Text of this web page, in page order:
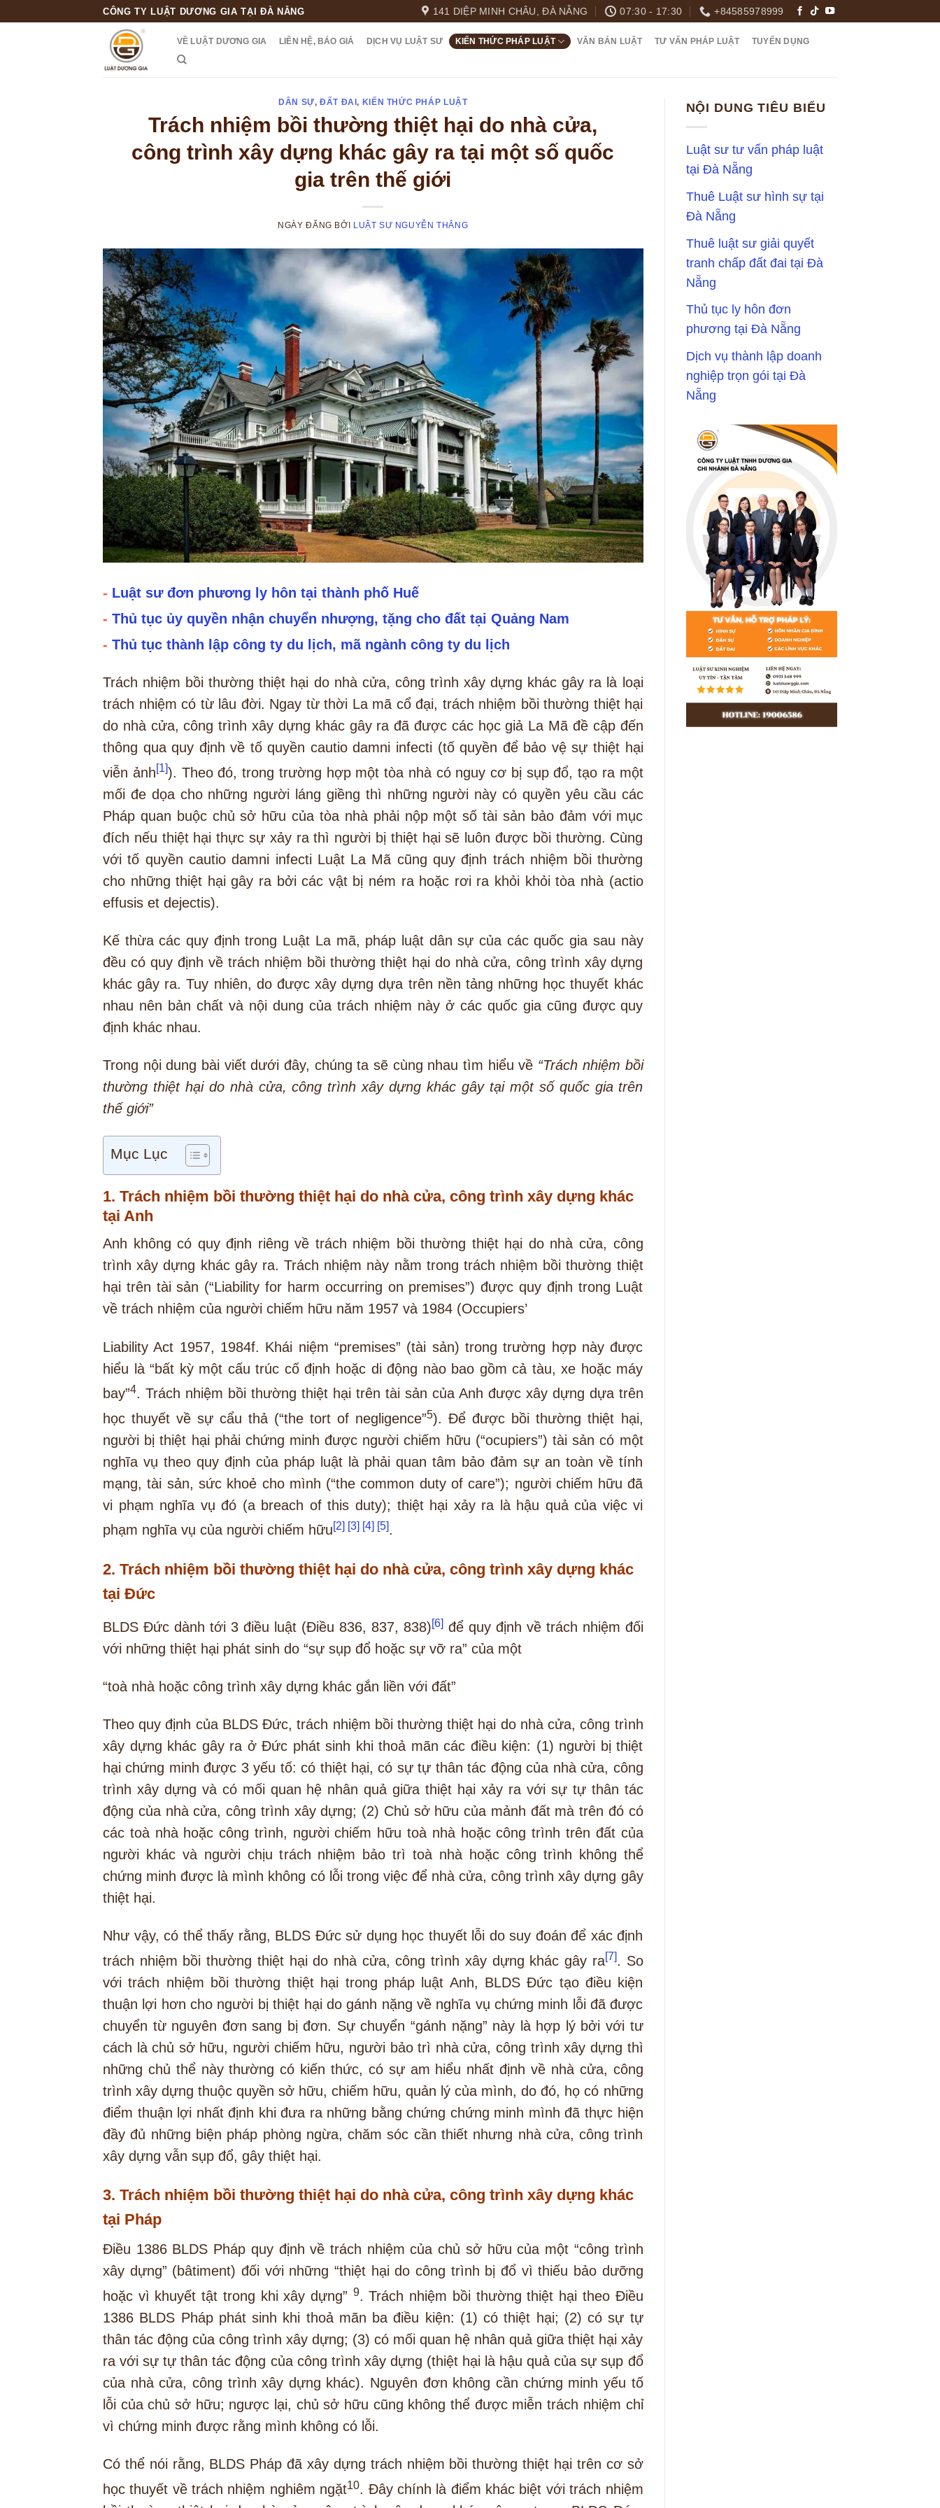
CÔNG TY LUẬT DƯƠNG GIA TẠI ĐÀ NẴNG 141 DIỆP MINH CHÂU, ĐÀ NẴNG 07:30 - 17:30 +84585978999
VỀ LUẬT DƯƠNG GIA LIÊN HỆ, BÁO GIÁ DỊCH VỤ LUẬT SƯ KIẾN THỨC PHÁP LUẬT VĂN BẢN LUẬT TƯ VẤN PHÁP LUẬT TUYỂN DỤNG
DÂN SỰ,ĐẤT ĐAI, KIẾN THỨC PHÁP LUẬT
Trách nhiệm bồi thường thiệt hại do nhà cửa,
công trình xây dựng khác gây ra tại một số quốc
gia trên thế giới
NGÀY ĐĂNG BỞI LUẬT SƯ NGUYỄN THẮNG
- Luật sư đơn phương ly hôn tại thành phố Huế
- Thủ tục ủy quyền nhận chuyển nhượng, tặng cho đất tại Quảng Nam
- Thủ tục thành lập công ty du lịch, mã ngành công ty du lịch
Trách nhiệm bồi thường thiệt hại do nhà cửa, công trình xây dựng khác gây ra là loại
trách nhiệm có từ lâu đời. Ngay từ thời La mã cổ đại, trách nhiệm bồi thường thiệt hại
do nhà cửa, công trình xây dựng khác gây ra đã được các học giả La Mã đề cập đến
thông qua quy định về tố quyền cautio damni infecti (tố quyền để bảo vệ sự thiệt hại
viễn ảnh[1]). Theo đó, trong trường hợp một tòa nhà có nguy cơ bị sụp đổ, tạo ra một
mối đe dọa cho những người láng giềng thì những người này có quyền yêu cầu các
Pháp quan buộc chủ sở hữu của tòa nhà phải nộp một số tài sản bảo đảm với mục
đích nếu thiệt hại thực sự xảy ra thì người bị thiệt hại sẽ luôn được bồi thường. Cùng
với tố quyền cautio damni infecti Luật La Mã cũng quy định trách nhiệm bồi thường
cho những thiệt hại gây ra bởi các vật bị ném ra hoặc rơi ra khỏi khỏi tòa nhà (actio
effusis et dejectis).
Kế thừa các quy định trong Luật La mã, pháp luật dân sự của các quốc gia sau này
đều có quy định về trách nhiệm bồi thường thiệt hại do nhà cửa, công trình xây dựng
khác gây ra. Tuy nhiên, do được xây dựng dựa trên nền tảng những học thuyết khác
nhau nên bản chất và nội dung của trách nhiệm này ở các quốc gia cũng được quy
định khác nhau.
Trong nội dung bài viết dưới đây, chúng ta sẽ cùng nhau tìm hiểu về “Trách nhiệm bồi
thường thiệt hại do nhà cửa, công trình xây dựng khác gây tại một số quốc gia trên
thế giới”
Mục Lục
1. Trách nhiệm bồi thường thiệt hại do nhà cửa, công trình xây dựng khác
tại Anh
Anh không có quy định riêng về trách nhiệm bồi thường thiệt hại do nhà cửa, công
trình xây dựng khác gây ra. Trách nhiệm này nằm trong trách nhiệm bồi thường thiệt
hại trên tài sản (“Liability for harm occurring on premises”) được quy định trong Luật
về trách nhiệm của người chiếm hữu năm 1957 và 1984 (Occupiers’
Liability Act 1957, 1984f. Khái niệm “premises” (tài sản) trong trường hợp này được
hiểu là “bất kỳ một cấu trúc cố định hoặc di động nào bao gồm cả tàu, xe hoặc máy
bay”4. Trách nhiệm bồi thường thiệt hại trên tài sản của Anh được xây dựng dựa trên
học thuyết về sự cẩu thả (“the tort of negligence”5). Để được bồi thường thiệt hại,
người bị thiệt hại phải chứng minh được người chiếm hữu (“ocupiers”) tài sản có một
nghĩa vụ theo quy định của pháp luật là phải quan tâm bảo đảm sự an toàn về tính
mạng, tài sản, sức khoẻ cho mình (“the common duty of care”); người chiếm hữu đã
vi phạm nghĩa vụ đó (a breach of this duty); thiệt hại xảy ra là hậu quả của việc vi
phạm nghĩa vụ của người chiếm hữu[2] [3] [4] [5].
2. Trách nhiệm bồi thường thiệt hại do nhà cửa, công trình xây dựng khác
tại Đức
BLDS Đức dành tới 3 điều luật (Điều 836, 837, 838)[6]để quy định về trách nhiệm đối
với những thiệt hại phát sinh do “sự sụp đổ hoặc sự vỡ ra” của một
“toà nhà hoặc công trình xây dựng khác gắn liền với đất”
Theo quy định của BLDS Đức, trách nhiệm bồi thường thiệt hại do nhà cửa, công trình
xây dựng khác gây ra ở Đức phát sinh khi thoả mãn các điều kiện: (1) người bị thiệt
hại chứng minh được 3 yếu tố: có thiệt hại, có sự tự thân tác động của nhà cửa, công
trình xây dựng và có mối quan hệ nhân quả giữa thiệt hại xảy ra với sự tự thân tác
động của nhà cửa, công trình xây dựng; (2) Chủ sở hữu của mảnh đất mà trên đó có
các toà nhà hoặc công trình, người chiếm hữu toà nhà hoặc công trình trên đất của
người khác và người chịu trách nhiệm bảo trì toà nhà hoặc công trình không thể
chứng minh được là mình không có lỗi trong việc để nhà cửa, công trình xây dựng gây
thiệt hại.
Như vậy, có thể thấy rằng, BLDS Đức sử dụng học thuyết lỗi do suy đoán để xác định
trách nhiệm bồi thường thiệt hại do nhà cửa, công trình xây dựng khác gây ra[7]. So
với trách nhiệm bồi thường thiệt hại trong pháp luật Anh, BLDS Đức tạo điều kiện
thuận lợi hơn cho người bị thiệt hại do gánh nặng về nghĩa vụ chứng minh lỗi đã được
chuyển từ nguyên đơn sang bị đơn. Sự chuyển “gánh nặng” này là hợp lý bởi với tư
cách là chủ sở hữu, người chiếm hữu, người bảo trì nhà cửa, công trình xây dựng thì
những chủ thể này thường có kiến thức, có sự am hiểu nhất định về nhà cửa, công
trình xây dựng thuộc quyền sở hữu, chiếm hữu, quản lý của mình, do đó, họ có những
điểm thuận lợi nhất định khi đưa ra những bằng chứng chứng minh mình đã thực hiện
đầy đủ những biện pháp phòng ngừa, chăm sóc cần thiết nhưng nhà cửa, công trình
xây dựng vẫn sụp đổ, gây thiệt hại.
3. Trách nhiệm bồi thường thiệt hại do nhà cửa, công trình xây dựng khác
tại Pháp
Điều 1386 BLDS Pháp quy định về trách nhiệm của chủ sở hữu của một “công trình
xây dựng” (bâtiment) đối với những “thiệt hại do công trình bị đổ vì thiếu bảo dưỡng
hoặc vì khuyết tật trong khi xây dựng” 9. Trách nhiệm bồi thường thiệt hại theo Điều
1386 BLDS Pháp phát sinh khi thoả mãn ba điều kiện: (1) có thiệt hại; (2) có sự tự
thân tác động của công trình xây dựng; (3) có mối quan hệ nhân quả giữa thiệt hại xảy
ra với sự tự thân tác động của công trình xây dựng (thiệt hại là hậu quả của sự sụp đổ
của nhà cửa, công trình xây dựng khác). Nguyên đơn không cần chứng minh yếu tố
lỗi của chủ sở hữu; ngược lại, chủ sở hữu cũng không thể được miễn trách nhiệm chỉ
vì chứng minh được rằng mình không có lỗi.
Có thể nói rằng, BLDS Pháp đã xây dựng trách nhiệm bồi thường thiệt hại trên cơ sở
học thuyết về trách nhiệm nghiêm ngặt10. Đây chính là điểm khác biệt với trách nhiệm
NỘI DUNG TIÊU BIỂU
Luật sư tư vấn pháp luật
tại Đà Nẵng
Thuê Luật sư hình sự tại
Đà Nẵng
Thuê luật sư giải quyết
tranh chấp đất đai tại Đà
Nẵng
Thủ tục ly hôn đơn
phương tại Đà Nẵng
Dịch vụ thành lập doanh
nghiệp trọn gói tại Đà
Nẵng